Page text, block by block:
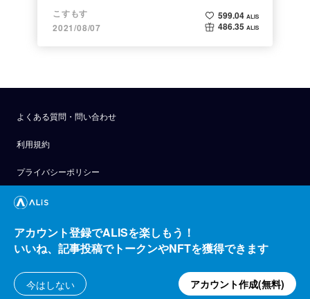
調べた
こすもす
2021/08/07
599.04 ALIS
486.35 ALIS
よくある質問・問い合わせ
利用規約
プライバシーポリシー
公式アナウンス
技術ブログ
API
運営会社
アカウント登録でALISを楽しもう！
いいね、記事投稿でトークンやNFTを獲得できます
今はしない アカウント作成(無料)